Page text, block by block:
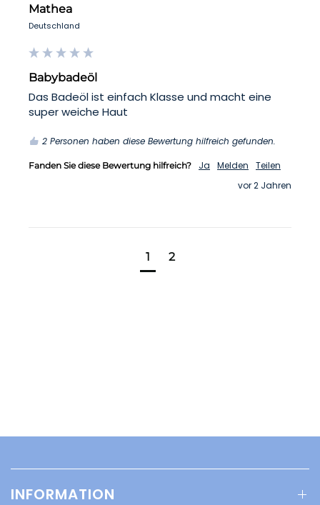
Mathea
Deutschland
Babybadeöl
Das Badeöl ist einfach Klasse und macht eine
super weiche Haut
2 Personen haben diese Bewertung hilfreich gefunden.
Fanden Sie diese Bewertung hilfreich? Ja Melden
Teilen
vor 2 Jahren
1 2
INFORMATION